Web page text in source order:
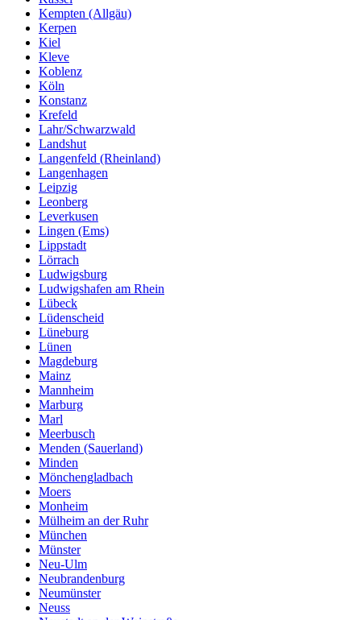
Kempten (Allgäu)
Kerpen
Kiel
Kleve
Koblenz
Köln
Konstanz
Krefeld
Lahr/Schwarzwald
Landshut
Langenfeld (Rheinland)
Langenhagen
Leipzig
Leonberg
Leverkusen
Lingen (Ems)
Lippstadt
Lörrach
Ludwigsburg
Ludwigshafen am Rhein
Lübeck
Lüdenscheid
Lüneburg
Lünen
Magdeburg
Mainz
Mannheim
Marburg
Marl
Meerbusch
Menden (Sauerland)
Minden
Mönchengladbach
Moers
Monheim
Mülheim an der Ruhr
München
Münster
Neu-Ulm
Neubrandenburg
Neumünster
Neuss